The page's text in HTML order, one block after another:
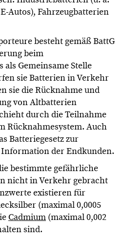
Autos), Fahrzeugbatterien
besteht gemäß BattG
beim
als Gemeinsame Stelle
sie Batterien in Verkehr
sie die Rücknahme und
von Altbatterien
durch die Teilnahme
Rücknahmesystem. Auch
Batteriegesetz zur
der Endkunden.
bestimmte gefährliche
nicht in Verkehr gebracht
existieren für
(maximal 0,0005
Cadmium (maximal 0,002
sind.